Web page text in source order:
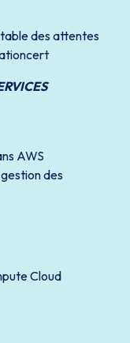
des attentes
AWS
des
Cloud